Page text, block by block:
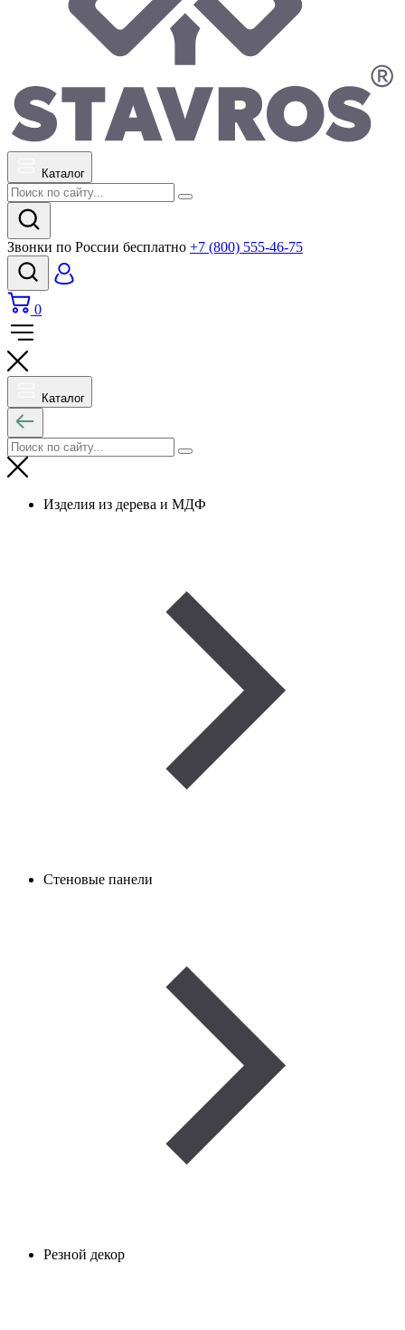
Каталог
Звонки по России бесплатно +7 (800) 555-46-75
0
Каталог
Изделия из дерева и МДФ
Стеновые панели
Резной декор